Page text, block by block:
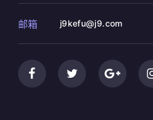
邮箱 j9kefu@j9.com